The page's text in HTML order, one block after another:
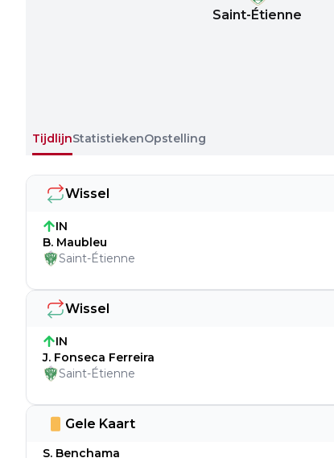
Saint-Étienne
TijdlijnStatistiekenOpstelling
Gele Kaart
S. Benchama
Wissel
IN
J. Fonseca Ferreira
Saint-Étienne
Wissel
IN
B. Maubleu
Saint-Étienne